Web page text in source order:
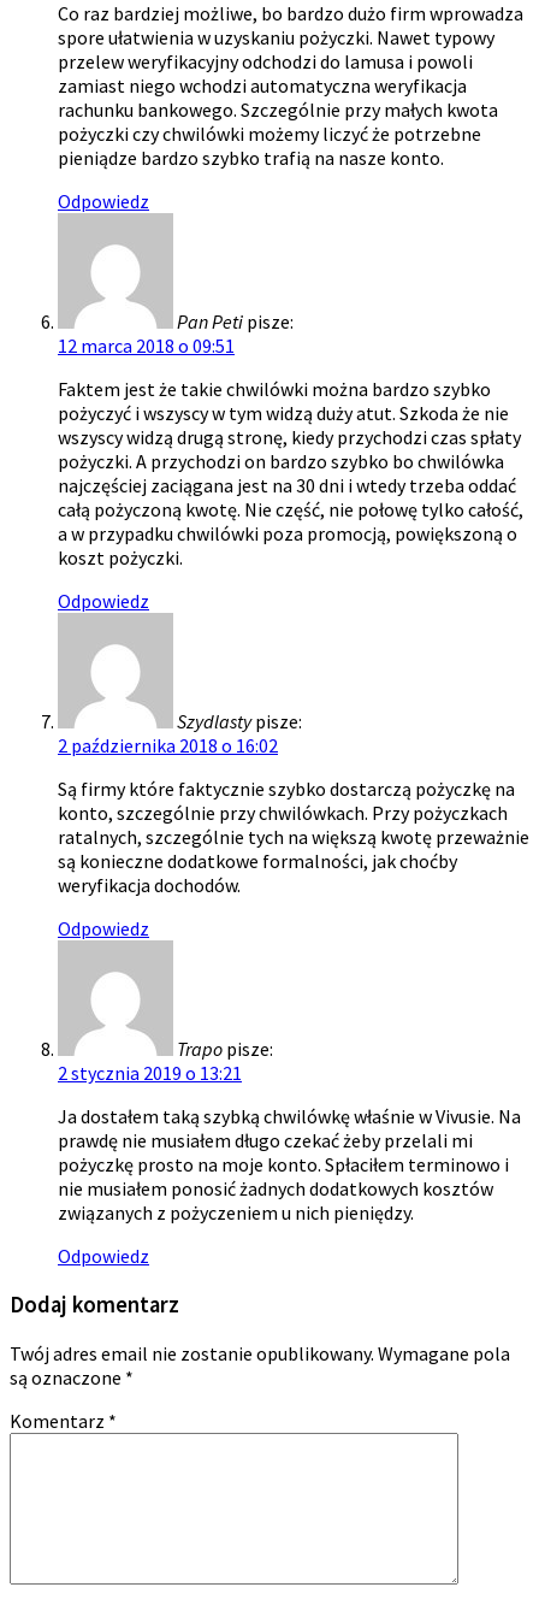
Co raz bardziej możliwe, bo bardzo dużo firm wprowadza
spore ułatwienia w uzyskaniu pożyczki. Nawet typowy
przelew weryfikacyjny odchodzi do lamusa i powoli
zamiast niego wchodzi automatyczna weryfikacja
rachunku bankowego. Szczególnie przy małych kwota
pożyczki czy chwilówki możemy liczyć że potrzebne
pieniądze bardzo szybko trafią na nasze konto.
Odpowiedz
Pan Peti pisze:
12 marca 2018 o 09:51
Faktem jest że takie chwilówki można bardzo szybko
pożyczyć i wszyscy w tym widzą duży atut. Szkoda że nie
wszyscy widzą drugą stronę, kiedy przychodzi czas spłaty
pożyczki. A przychodzi on bardzo szybko bo chwilówka
najczęściej zaciągana jest na 30 dni i wtedy trzeba oddać
całą pożyczoną kwotę. Nie część, nie połowę tylko całość,
a w przypadku chwilówki poza promocją, powiększoną o
koszt pożyczki.
Odpowiedz
Szydlasty pisze:
2 października 2018 o 16:02
Są firmy które faktycznie szybko dostarczą pożyczkę na
konto, szczególnie przy chwilówkach. Przy pożyczkach
ratalnych, szczególnie tych na większą kwotę przeważnie
są konieczne dodatkowe formalności, jak choćby
weryfikacja dochodów.
Odpowiedz
Trapo pisze:
2 stycznia 2019 o 13:21
Ja dostałem taką szybką chwilówkę właśnie w Vivusie. Na
prawdę nie musiałem długo czekać żeby przelali mi
pożyczkę prosto na moje konto. Spłaciłem terminowo i
nie musiałem ponosić żadnych dodatkowych kosztów
związanych z pożyczeniem u nich pieniędzy.
Odpowiedz
Dodaj komentarz
Twój adres email nie zostanie opublikowany. Wymagane pola
są oznaczone *
Komentarz *